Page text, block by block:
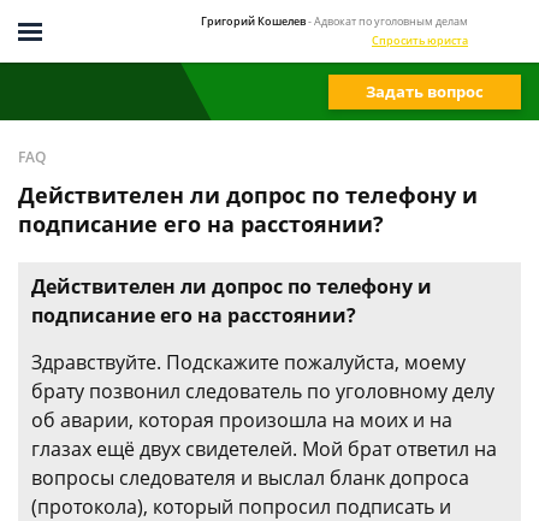
Григорий Кошелев- Адвокат по уголовным делам
Спросить юриста
Задать вопрос
FAQ
Действителен ли допрос по телефону и
подписание его на расстоянии?
Действителен ли допрос по телефону и
подписание его на расстоянии?
Здравствуйте. Подскажите пожалуйста, моему
брату позвонил следователь по уголовному делу
об аварии, которая произошла на моих и на
глазах ещё двух свидетелей. Мой брат ответил на
вопросы следователя и выслал бланк допроса
(протокола), который попросил подписать и